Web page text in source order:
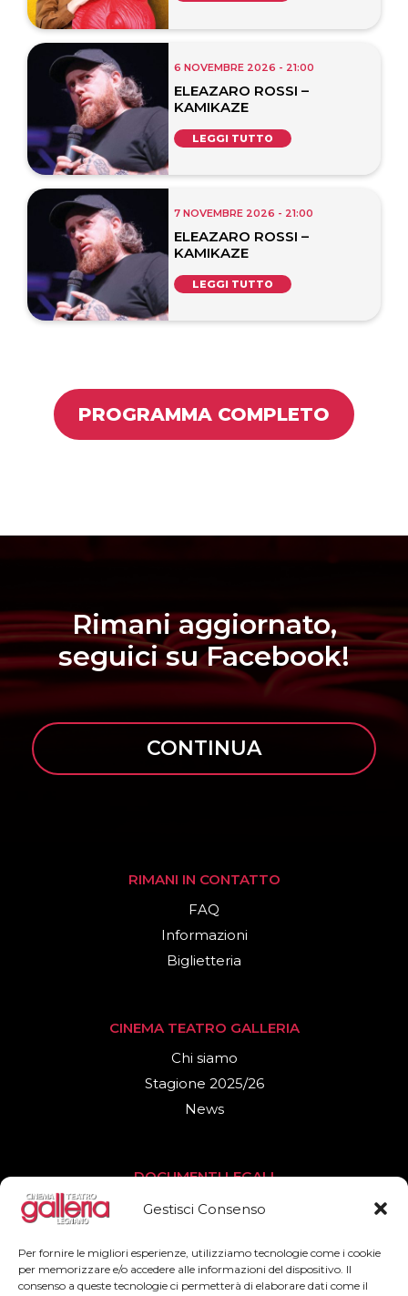
Gestisci Consenso
Per fornire le migliori esperienze, utilizziamo tecnologie come i cookie
per memorizzare e/o accedere alle informazioni del dispositivo. Il
consenso a queste tecnologie ci permetterà di elaborare dati come il
6 NOVEMBRE 2026 - 21:00
ELEAZARO ROSSI –
KAMIKAZE
LEGGI TUTTO
7 NOVEMBRE 2026 - 21:00
ELEAZARO ROSSI –
KAMIKAZE
LEGGI TUTTO
PROGRAMMA COMPLETO
Rimani aggiornato,
seguici su Facebook!
CONTINUA
RIMANI IN CONTATTO
FAQ
Informazioni
Biglietteria
CINEMA TEATRO GALLERIA
Chi siamo
Stagione 2025/26
News
DOCUMENTI LEGALI
Privacy Policy